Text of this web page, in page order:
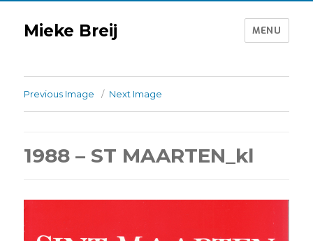
Mieke Breij MENU
Previous Image Next Image
1988 – ST MAARTEN_kl